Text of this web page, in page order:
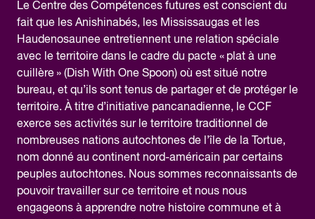
Le Centre des Compétences futures est conscient du
fait que les Anishinabés, les Mississaugas et les
Haudenosaunee entretiennent une relation spéciale
avec le territoire dans le cadre du pacte « plat à une
cuillère » (Dish With One Spoon) où est situé notre
bureau, et qu’ils sont tenus de partager et de protéger le
territoire. À titre d’initiative pancanadienne, le CCF
exerce ses activités sur le territoire traditionnel de
nombreuses nations autochtones de l’île de la Tortue,
nom donné au continent nord-américain par certains
peuples autochtones. Nous sommes reconnaissants de
pouvoir travailler sur ce territoire et nous nous
engageons à apprendre notre histoire commune et à